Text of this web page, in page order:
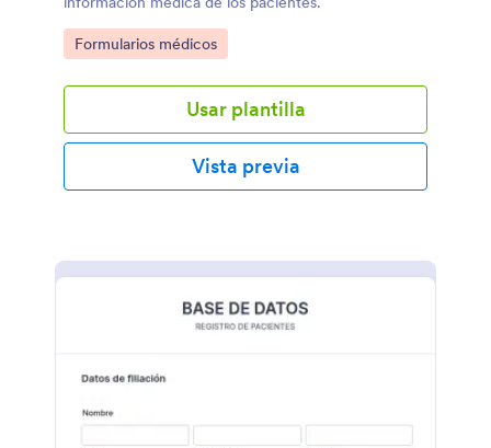
Go to Category:
Formularios médicos
Usar plantilla
Vista previa